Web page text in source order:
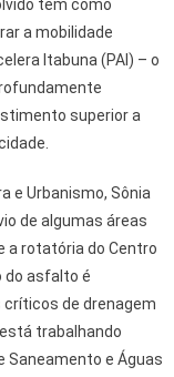
tem como
a mobilidade
Itabuna (PAI) – o
superior a
e Urbanismo, Sônia
de algumas áreas
a rotatória do Centro
do asfalto é
de drenagem
trabalhando
Saneamento e Águas